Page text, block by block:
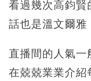
看過幾次高鈞賢
話也是溫文爾雅
直播間的人氣
在兢兢業業介紹